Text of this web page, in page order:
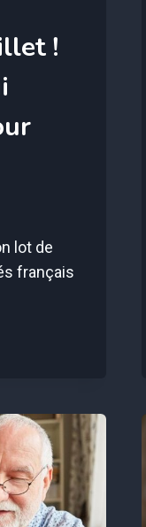
!
lot de
français